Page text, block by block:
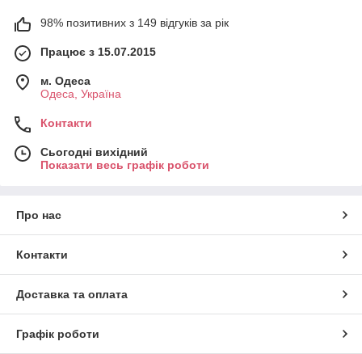
98% позитивних з 149 відгуків за рік
Працює з 15.07.2015
м. Одеса
Одеса, Україна
Контакти
Сьогодні вихідний
Показати весь графік роботи
Про нас
Контакти
Доставка та оплата
Графік роботи